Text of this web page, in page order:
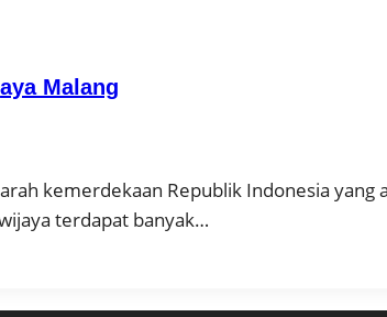
Malang
kemerdekaan Republik Indonesia yang
terdapat banyak…